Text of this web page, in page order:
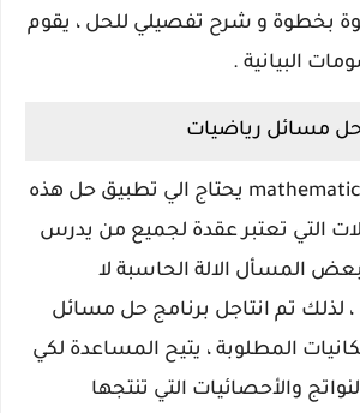
بخطوة و شرح تفصيلي للحل ، يقوم
البيانية .
حل مسائل رياضيات
الكثير منا يدرس mathematics يحتاج الي تطبيق حل هذه
التي تعتبر عقدة لجميع من يدرس
المسأل الالة الحاسبة لا
لذلك تم انتاجل برنامج حل مسائل
المطلوبة ، يتيح المساعدة لكي
والأحصائيات التي تنتجها